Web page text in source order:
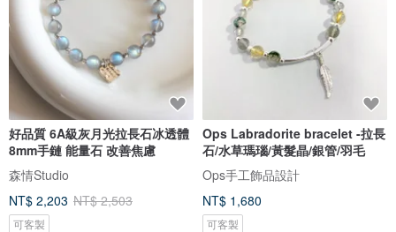
好品質 6A級灰月光拉長石冰透體
8mm手鏈 能量石 改善焦慮
森情Studio
NT$ 2,203 NT$ 2,503
可客製
Ops Labradorite bracelet -拉長
石/水草瑪瑙/黃髮晶/銀管/羽毛
Ops手工飾品設計
NT$ 1,680
可客製